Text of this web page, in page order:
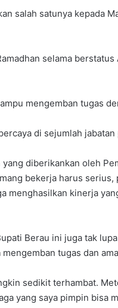
salah satunya kepada
selama
mengemban tugas
di sejumlah
diberikankan oleh
bekerja harus
kinerja
Berau ini juga tak
tugas dan
sedikit terhambat.
yang saya pimpin bisa